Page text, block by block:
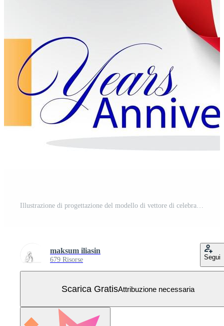
Illustrazione di progettazione del modello di vettore di celebrazione di anniversario di 3 anni Vettore Gratuito
maksum iliasin
679 Risorse Segui
Scarica GratisAttribuzione necessaria